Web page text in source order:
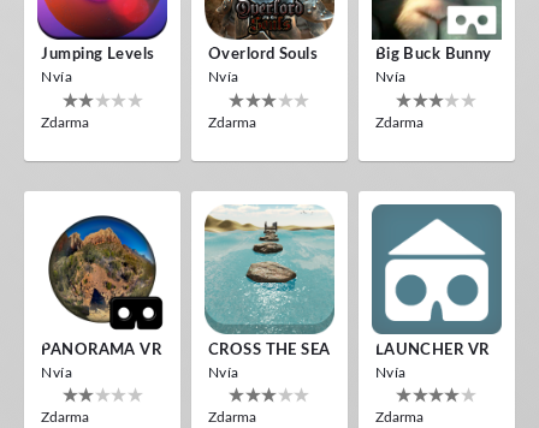
Jumping Levels
Nvía
Zdarma
Overlord Souls
Nvía
Zdarma
Big Buck Bunny
Nvía
Zdarma
PANORAMA VR
Nvía
Zdarma
CROSS THE SEA
Nvía
Zdarma
LAUNCHER VR
Nvía
Zdarma